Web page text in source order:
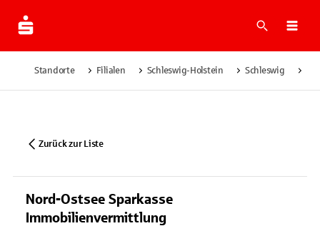
Suche
Standorte Filialen Schleswig-Holstein Schleswig
Zurück zur Liste
Nord-Ostsee Sparkasse
Immobilienvermittlung